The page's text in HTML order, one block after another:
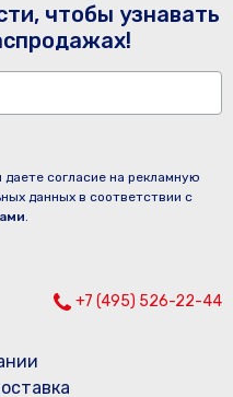
чтобы узнавать
согласие на рекламную
данных в соответствии с
.
+7 (495) 526-22-44